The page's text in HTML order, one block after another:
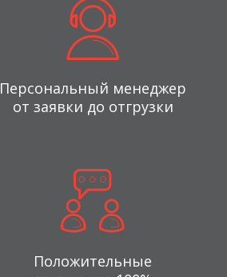
Персональный менеджер
от заявки до отгрузки
Положительные